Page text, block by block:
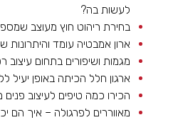
לעשות בה?
בחירת ריהוט חוץ מעוצב
ארון אמבטיה עומד
מגמות ושיפורים בתחום עיצוב
ארגון חלל הכיתה באופן יעיל
הכירו כמה טיפים לעיצוב
מאווררים לפרגולה – איך הם